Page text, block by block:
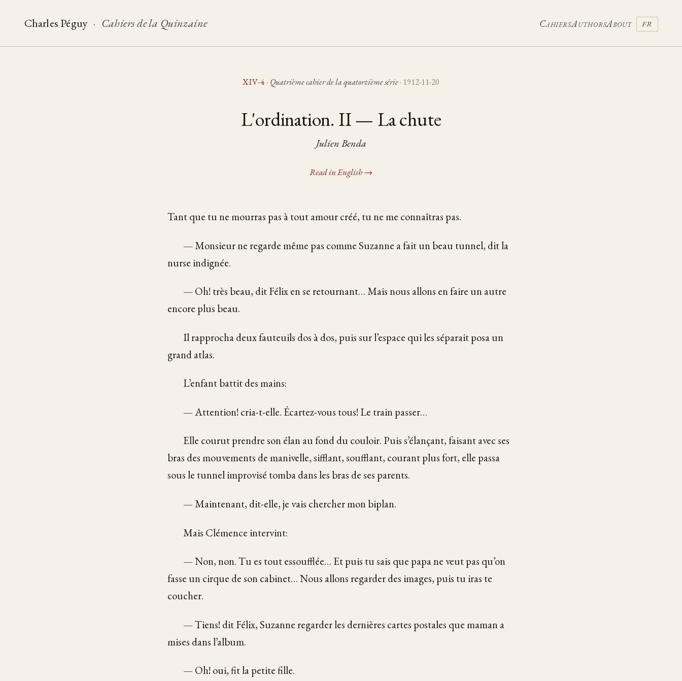
Charles Péguy · Cahiers de la Quinzaine CahiersAuthorsAbout FR
XIV-4 · Quatrième cahier de la quatorzième série · 1912-11-20
L'ordination. II — La chute
Julien Benda
Read in English →
Tant que tu ne mourras pas à tout amour créé, tu ne me connaîtras pas.
— Monsieur ne regarde même pas comme Suzanne a fait un beau tunnel, dit la
nurse indignée.
— Oh! très beau, dit Félix en se retournant… Mais nous allons en faire un autre
encore plus beau.
Il rapprocha deux fauteuils dos à dos, puis sur l’espace qui les séparait posa un
grand atlas.
L’enfant battit des mains:
— Attention! cria-t-elle. Écartez-vous tous! Le train passer…
Elle courut prendre son élan au fond du couloir. Puis s’élançant, faisant avec ses
bras des mouvements de manivelle, sifflant, soufflant, courant plus fort, elle passa
sous le tunnel improvisé tomba dans les bras de ses parents.
— Maintenant, dit-elle, je vais chercher mon biplan.
Mais Clémence intervint:
— Non, non. Tu es tout essoufflée… Et puis tu sais que papa ne veut pas qu’on
fasse un cirque de son cabinet… Nous allons regarder des images, puis tu iras te
coucher.
— Tiens! dit Félix, Suzanne regarder les dernières cartes postales que maman a
mises dans l’album.
— Oh! oui, fit la petite fille.